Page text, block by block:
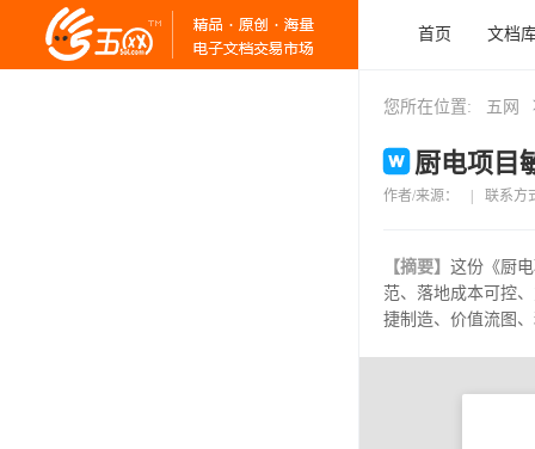
首页 文档
您所在位置: 五网
厨电项目
作者/来源： 联系方
【摘要】 这份《厨
范、落地成本可控
捷制造、价值流图